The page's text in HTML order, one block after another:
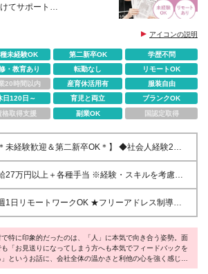
てサポート
トあり・フレックス
アイコンの説明
未経験OK 第二新卒OK
学歴不問
・教育あり 転勤なし
リモートOK
20時間以内 産育休活用有
服装自由
日120日～ 育児と両立
ブランクOK
格取得支援 副業OK 国認定取得
＊未経験歓迎＆第二新卒OK＊】 ◆社会人経験2年
◆基本的なPCスキル ◆業務の中で、相手のニー
課題をヒアリングし、形にしてきた経験（職種不
・誰かを喜ばせる仕事がしたい方 ・サプライズや
喜ばせることが好きな方 ・仕事を通じて論理的
ワークを大切にして働きたい方
万円以上＋各種手当 ※経験・スキルを考慮し
定いたします。 ※上記には固定残業代（40時間
64,286円～）を含み、超過分は別途支給 ※試用
1日リモートワークOK ★フリーアドレス制導入
社】 東京都品川区西五反田3-15-6 リ
ー目黒不動前ビル 4F ※変更の範囲：上記を除
社関連勤務地
で特に印象的だったのは、「人」に本気で向き合う姿勢。面
も「お見送りになってしまう方へも本気でフィードバックを
というお話に、会社全体の温かさと利他の心を強く感じま
。幼稚園の先生から転身し活躍されている方もおり、チーム